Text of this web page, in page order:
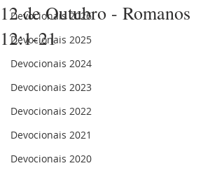
Devocionais 2026
Devocionais 2025
Devocionais 2024
Devocionais 2023
Devocionais 2022
Devocionais 2021
Devocionais 2020
12 de Outubro - Romanos
12:1-21